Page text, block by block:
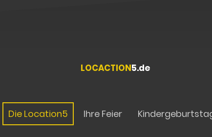
LOCACTION5.de
Die Location5 Ihre Feier